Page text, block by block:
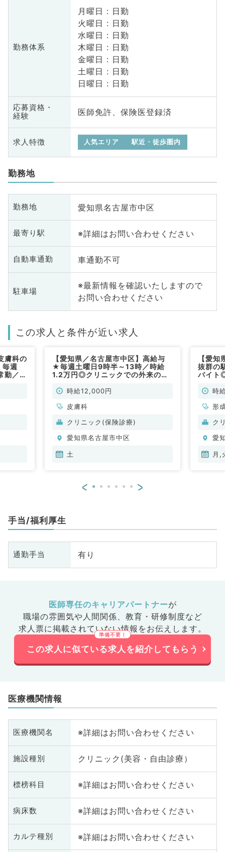
勤務体系
月曜日 : 日勤
火曜日 : 日勤
水曜日 : 日勤
木曜日 : 日勤
金曜日 : 日勤
土曜日 : 日勤
日曜日 : 日勤
応募資格・
経験
医師免許、保険医登録済
求人特徴 人気エリア 駅近・徒歩圏内
勤務地
勤務地 愛知県名古屋市中区
最寄り駅 ※詳細はお問い合わせください
自動車通勤 車通勤不可
駐車場
※最新情報を確認いたしますので
お問い合わせください
この求人と条件が近い求人
膚科の
週
勤／皮
【愛知県／名古屋市中区】高給与
★毎週土曜日9時半～13時／時給
1.2万円◎クリニックでの外来のお
時給12,000円
皮膚科
クリニック(保険診療)
愛知県名古屋市中区
土
【愛
抜群の
バイト
時
形
ク
愛
月,
< >
手当/福利厚生
通勤手当 有り
医師専任のキャリアパートナーが
職場の雰囲気や人間関係、 教育・研修制度など
求人票に掲載されていない情報をお伝えします。
この求人に似ている求人を紹介してもらう
医療機関情報
医療機関名 ※詳細はお問い合わせください
施設種別 クリニック(美容・自由診療）
標榜科目 ※詳細はお問い合わせください
病床数 ※詳細はお問い合わせください
カルテ種別 ※詳細はお問い合わせください